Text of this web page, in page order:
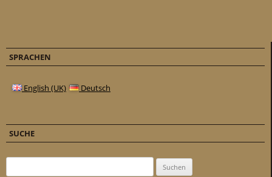
SPRACHEN
English (UK) Deutsch
SUCHE